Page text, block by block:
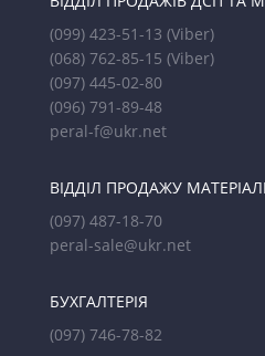
(099) 423-51-13 (Viber)
(068) 762-85-15 (Viber)
(097) 445-02-80
(096) 791-89-48
peral-f@ukr.net
ВІДДІЛ ПРОДАЖУ
(097) 487-18-70
peral-sale@ukr.net
БУХГАЛТЕРІЯ
(097) 746-78-82